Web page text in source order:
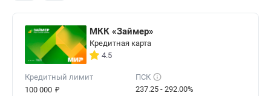
Последнее наилучший вариант.
МКК «Займер»
Кредитная карта
4.5
Кредитный лимит
100 000 ₽
ПСК
237.25 - 292.00%